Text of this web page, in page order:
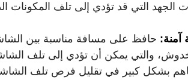
الجهد التي قد تؤدي إلى تلف المكونات
حافظ على مسافة مناسبة بين الشاشة
والتي يمكن أن تؤدي إلى تلف
بشكل كبير في تقليل فرص تلف